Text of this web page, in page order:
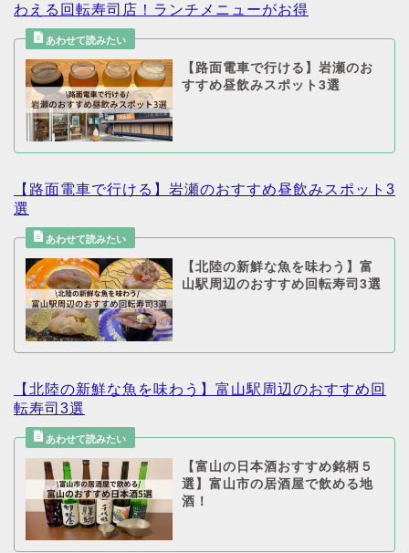
わえる回転寿司店！ランチメニューがお得
【路面電車で行ける】岩瀬のお
すすめ昼飲みスポット3選
【路面電車で行ける】岩瀬のおすすめ昼飲みスポット3
選
【北陸の新鮮な魚を味わう】富
山駅周辺のおすすめ回転寿司3選
【北陸の新鮮な魚を味わう】富山駅周辺のおすすめ回
転寿司3選
【富山の日本酒おすすめ銘柄５
選】富山市の居酒屋で飲める地
酒！